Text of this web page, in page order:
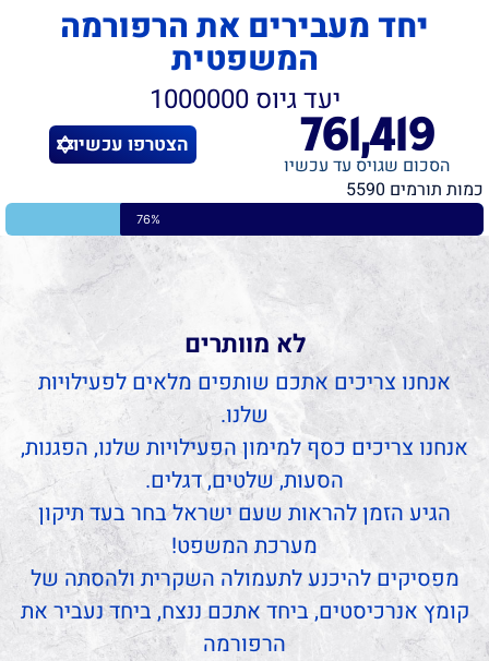
יחד מעבירים את הרפורמה
המשפטית
יעד גיוס 1000000
הסכום שגויס עד עכשיו
761,419 הצטרפו עכשיו
כמות תורמים 5590
76%
ע ם י ש ראל מ ע רר!עםעם
לא מוותרים
אנחנו צריכים אתכם שותפים מלאים לפעילויות
שלנו.
אנחנו צריכים כסף למימון הפעילויות שלנו, הפגנות,
הסעות, שלטים, דגלים.
הגיע הזמן להראות שעם ישראל בחר בעד תיקון
מערכת המשפט!
מפסיקים להיכנע לתעמולה השקרית ולהסתה של
קומץ אנרכיסטים, ביחד אתכם ננצח, ביחד נעביר את
הרפורמה